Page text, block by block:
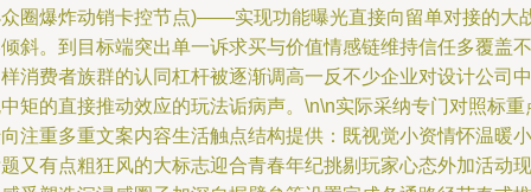
圈爆炸动销卡控节点)——实现功能曝光直接向留单对接的大
斜。到目标端突出单一诉求买与价值情感链维持信任多覆盖不
消费者族群的认同杠杆被逐渐调高一反不少企业对设计公司中
矩的直接推动效应的玩法诟病声。\n\n实际采纳专门对照标重
注重多重文案内容生活触点结构提供：既视觉小资情怀温暖小
又有点粗狂风的大标志迎合青春年纪挑剔玩家心态外加活动现